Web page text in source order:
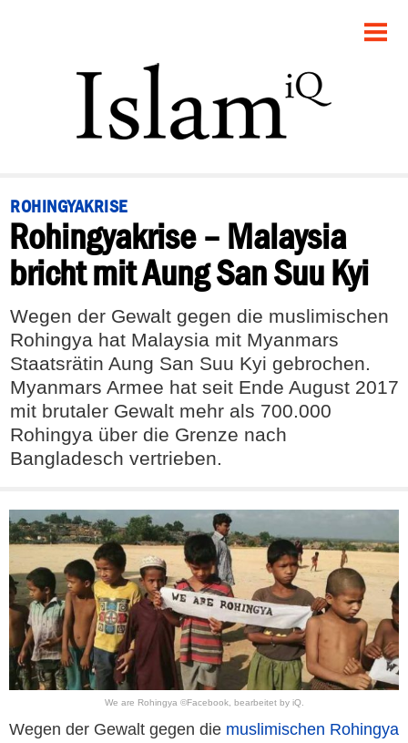
POLITIK
PANORAMA
RECHT
FEUILLETON
DEBATTE
ROHINGYAKRISE
Rohingyakrise – Malaysia
bricht mit Aung San Suu Kyi
Wegen der Gewalt gegen die muslimischen
Rohingya hat Malaysia mit Myanmars
Staatsrätin Aung San Suu Kyi gebrochen.
Myanmars Armee hat seit Ende August 2017
mit brutaler Gewalt mehr als 700.000
Rohingya über die Grenze nach
Bangladesch vertrieben.
We are Rohingya ©Facebook, bearbeitet by iQ.
Wegen der Gewalt gegen die muslimischen Rohingya